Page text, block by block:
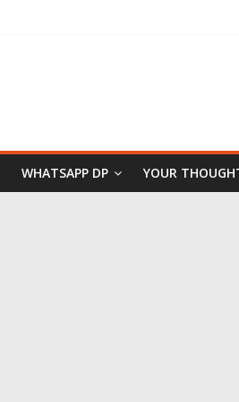
WHATSAPP DP YOUR